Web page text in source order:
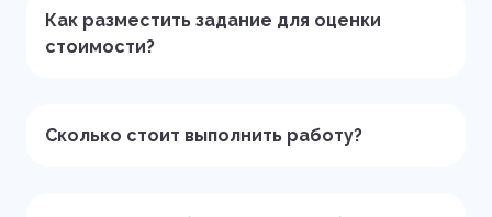
Как разместить задание для оценки
стоимости?
Сколько стоит выполнить работу?